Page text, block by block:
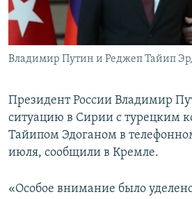
ПОБЕДИТЕЛЕЙ НЕ СУДЯТ?
КРЫМ.НЕПОКОРЕННЫЙ
ELIFBE
ПРИСОЕДИНЯЙТЕСЬ!
Все сайты RFE/RL
Владимир Путин и Реджеп Тайип
Президент России Владимир
ситуацию в Сирии с турецким
Тайипом Эдоганом в
июля, сообщили в Кремле.
«Особое внимание было